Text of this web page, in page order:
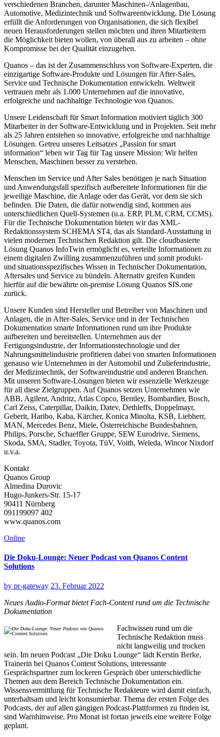
verschiedenen Branchen, darunter Maschinen-/Anlagenbau,
Automotive, Medizintechnik und Softwareentwicklung. Die Lösung
erfüllt die Anforderungen von Organisationen, die sich flexibel
neuen Herausforderungen stellen möchten und ihren Mitarbeitern
die Möglichkeit bieten wollen, von überall aus zu arbeiten – ohne
Kompromisse bei der Qualität einzugehen.
Quanos – das ist der Zusammenschluss von Software-Experten, die
einzigartige Software-Produkte und Lösungen für After-Sales,
Service und Technische Dokumentation entwickeln. Weltweit
vertrauen mehr als 1.000 Unternehmen auf die innovative,
erfolgreiche und nachhaltige Technologie von Quanos.
Unsere Leidenschaft für Smart Information motiviert täglich 300
Mitarbeiter in der Software-Entwicklung und in Projekten. Seit mehr
als 25 Jahren entstehen so innovative, erfolgreiche und nachhaltige
Lösungen. Getreu unseres Leitsatzes „Passion for smart
information“ leben wir Tag für Tag unsere Mission: Wir helfen
Menschen, Maschinen besser zu verstehen.
Menschen im Service und After Sales benötigen je nach Situation
und Anwendungsfall spezifisch aufbereitete Informationen für die
jeweilige Maschine, die Anlage oder das Gerät, vor dem sie sich
befinden. Die Daten, die dafür notwendig sind, kommen aus
unterschiedlichen Quell-Systemen (u.a. ERP, PLM, CRM, CCMS).
Für die Technische Dokumentation bieten wir das XML-
Redaktionssystem SCHEMA ST4, das als Standard-Ausstattung in
vielen modernen Technischen Redaktion gilt. Die cloudbasierte
Lösung Quanos InfoTwin ermöglicht es, verteilte Informationen zu
einem digitalen Zwilling zusammenzuführen und somit produkt-
und situationsspezifisches Wissen in Technischer Dokumentation,
Aftersales und Service zu bündeln. Alternativ greifen Kunden
hierfür auf die bewährte on-premise Lösung Quanos SIS.one
zurück.
Unsere Kunden sind Hersteller und Betreiber von Maschinen und
Anlagen, die in After-Sales, Service und in der Technischen
Dokumentation smarte Informationen rund um ihre Produkte
aufbereiten und bereitstellen. Unternehmen aus der
Fertigungsindustrie, der Informationstechnologie und der
Nahrungsmittelindustrie profitieren dabei von smarten Informationen
genauso wie Unternehmen in der Automobil und Zulieferindustrie,
der Medizintechnik, der Softwareindustrie und anderen Branchen.
Mit unseren Software-Lösungen bieten wir essenzielle Werkzeuge
für all diese Zielgruppen. Auf Quanos setzen Unternehmen wie
ABB, Agilent, Andritz, Atlas Copco, Bentley, Bombardier, Bosch,
Carl Zeiss, Caterpillar, Daikin, Datev, Dethleffs, Doppelmayr,
Geberit, Haribo, Kaba, Kärcher, Konica Minolta, KSB, Liebherr,
MAN, Mercedes Benz, Miele, Österreichische Bundesbahnen,
Philips, Porsche, Schaeffler Gruppe, SEW Eurodrive, Siemens,
Skoda, SMA, Stadler, Toyota, TüV, Voith, Weleda, Wincor Nixdorf
u.v.a.
Kontakt
Quanos Group
Almedina Durovic
Hugo-Junkers-Str. 15-17
90411 Nürnberg
091199097 402
www.quanos.com
Online
Die Doku-Lounge: Neuer Podcast von Quanos Content
Solutions
by pr-gateway 23. Februar 2022
Neues Audio-Format bietet Fach-Content rund um die Technische
Dokumentation
Fachwissen rund um die
Technische Redaktion muss
nicht langweilig und trocken
sein. Im neuen Podcast „Die Doku Lounge“ lädt Kerstin Berke,
Trainerin bei Quanos Content Solutions, interessante
Gesprächspartner zum lockeren Gespräch über unterschiedliche
Themen aus dem Bereich Technische Dokumentation ein.
Wissensvermittlung für Technische Redakteure wird damit einfach,
unterhaltsam und leicht konsumierbar. Thema der ersten Folge des
Podcasts, der auf allen gängigen Podcast-Plattformen zu finden ist,
sind Warnhinweise. Pro Monat ist fortan jeweils eine weitere Folge
geplant.